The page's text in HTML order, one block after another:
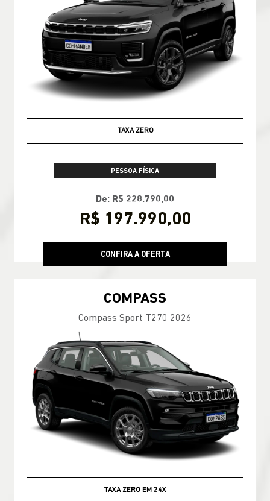
TAXA ZERO
PESSOA FÍSICA
De: R$ 228.790,00
R$ 197.990,00
CONFIRA A OFERTA
COMPASS
Compass Sport T270 2026
TAXA ZERO EM 24X